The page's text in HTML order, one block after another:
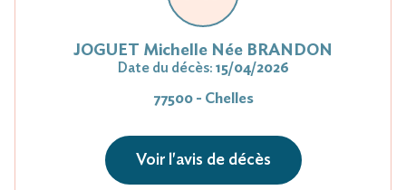
JOGUET Michelle Née BRANDON
Date du décès: 15/04/2026
77500 - Chelles
Voir l'avis de décès